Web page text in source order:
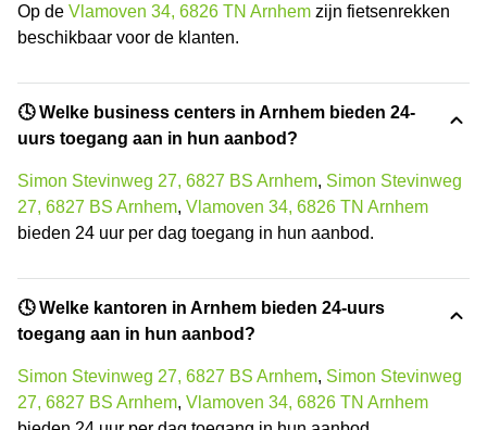
Op de Vlamoven 34, 6826 TN Arnhem zijn fietsenrekken
beschikbaar voor de klanten.
🕓 Welke business centers in Arnhem bieden 24-
uurs toegang aan in hun aanbod?
Simon Stevinweg 27, 6827 BS Arnhem, Simon Stevinweg
27, 6827 BS Arnhem, Vlamoven 34, 6826 TN Arnhem
bieden 24 uur per dag toegang in hun aanbod.
🕓 Welke kantoren in Arnhem bieden 24-uurs
toegang aan in hun aanbod?
Simon Stevinweg 27, 6827 BS Arnhem, Simon Stevinweg
27, 6827 BS Arnhem, Vlamoven 34, 6826 TN Arnhem